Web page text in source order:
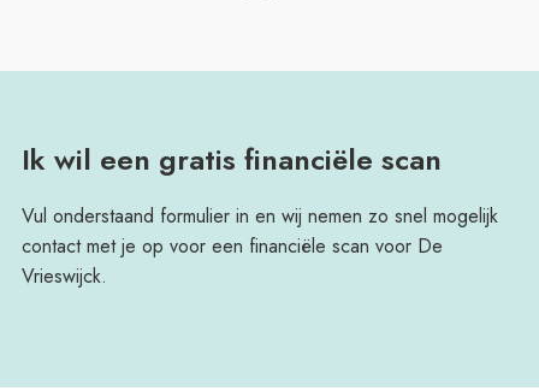
Ik wil een gratis financiële scan
Vul onderstaand formulier in en wij nemen zo snel mogelijk
contact met je op voor een financiële scan voor De
Vrieswijck.